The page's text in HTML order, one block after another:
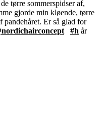
tørre sommerspidser af,
gjorde min kløende, tørre
pandehåret. Er så glad for
#h år